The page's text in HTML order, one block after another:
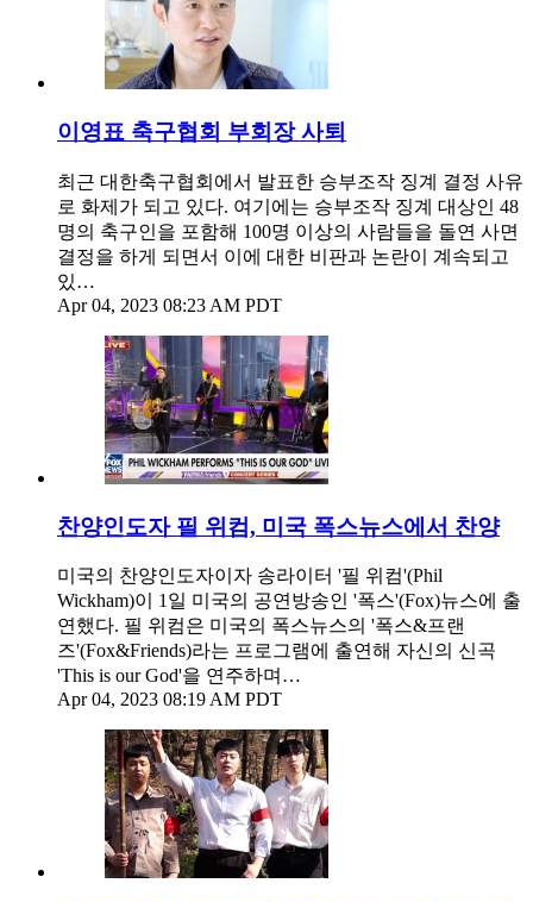
이영표 축구협회 부회장 사퇴
최근 대한축구협회에서 발표한 승부조작 징계 결정 사유
로 화제가 되고 있다. 여기에는 승부조작 징계 대상인 48
명의 축구인을 포함해 100명 이상의 사람들을 돌연 사면
결정을 하게 되면서 이에 대한 비판과 논란이 계속되고
있…
Apr 04, 2023 08:23 AM PDT
찬양인도자 필 위컴, 미국 폭스뉴스에서 찬양
미국의 찬양인도자이자 송라이터 '필 위컴'(Phil
Wickham)이 1일 미국의 공연방송인 '폭스'(Fox)뉴스에 출
연했다. 필 위컴은 미국의 폭스뉴스의 '폭스&프랜
즈'(Fox&Friends)라는 프로그램에 출연해 자신의 신곡
'This is our God'을 연주하며…
Apr 04, 2023 08:19 AM PDT